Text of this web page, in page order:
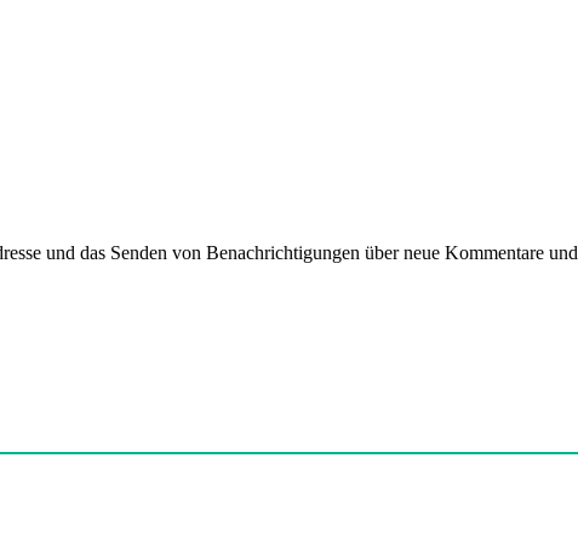
und das Senden von Benachrichtigungen über neue Kommentare und